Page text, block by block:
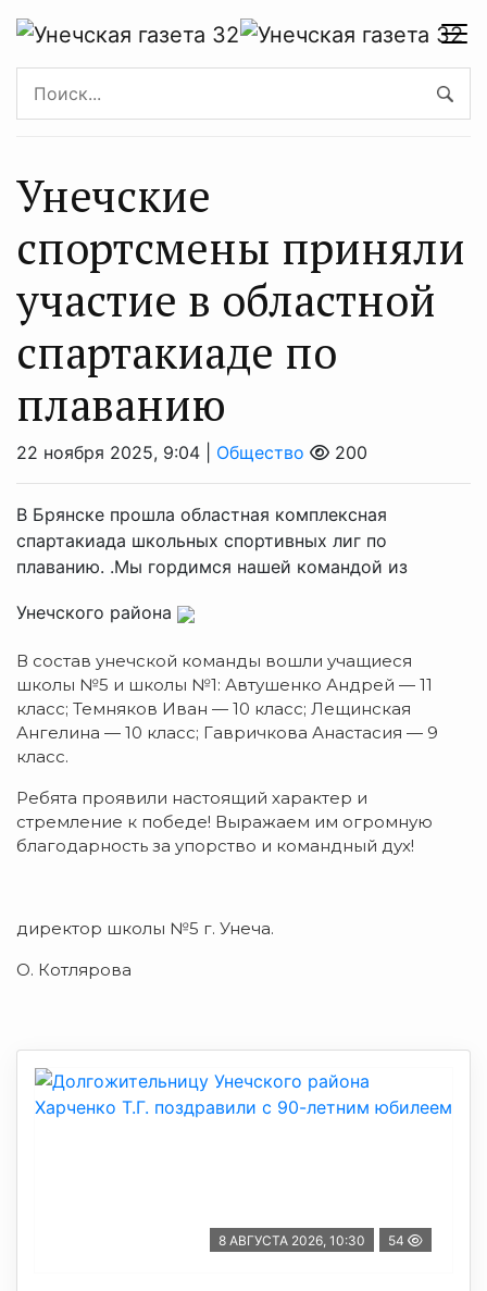
Унечские
спортсмены приняли
участие в областной
спартакиаде по
плаванию
22 ноября 2025, 9:04 | Общество 200
В Брянске прошла областная комплексная
спартакиада школьных спортивных лиг по
плаванию. .Мы гордимся нашей командой из
Унечского района
В состав унечской команды вошли учащиеся
школы №5 и школы №1: Автушенко Андрей — 11
класс; Темняков Иван — 10 класс; Лещинская
Ангелина — 10 класс; Гавричкова Анастасия — 9
класс.
Ребята проявили настоящий характер и
стремление к победе! Выражаем им огромную
благодарность за упорство и командный дух!
директор школы №5 г. Унеча.
О. Котлярова
8 АВГУСТА 2026, 10:30 54